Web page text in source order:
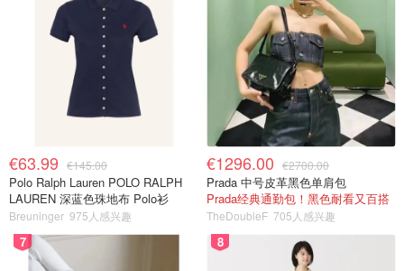
€63.99 €145.00
Polo Ralph Lauren POLO RALPH
LAUREN 深蓝色珠地布 Polo衫
Breuninger 975人感兴趣
€1296.00 €2700.00
Prada 中号皮革黑色单肩包
Prada经典通勤包！黑色耐看又百搭
TheDoubleF 705人感兴趣
7 8